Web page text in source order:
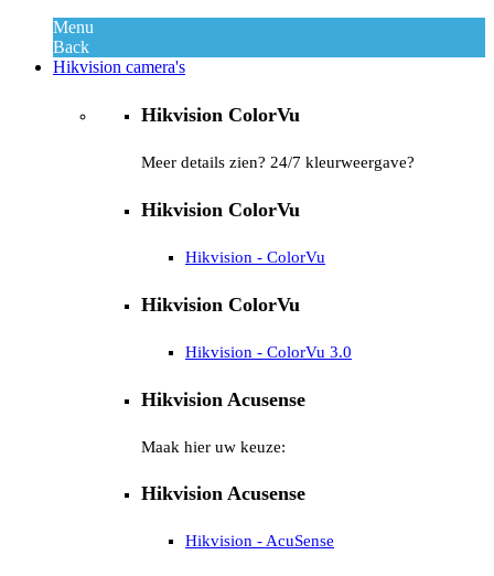
Menu
Back
Hikvision camera's
Hikvision ColorVu
Meer details zien? 24/7 kleurweergave?
Hikvision ColorVu
Hikvision - ColorVu
Hikvision ColorVu
Hikvision - ColorVu 3.0
Hikvision Acusense
Maak hier uw keuze:
Hikvision Acusense
Hikvision - AcuSense